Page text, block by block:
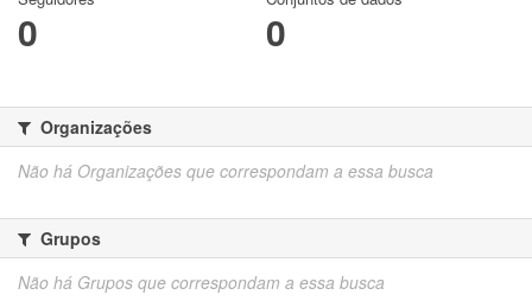
0 0
Organizações
Não há Organizações que correspondam a essa busca
Grupos
Não há Grupos que correspondam a essa busca